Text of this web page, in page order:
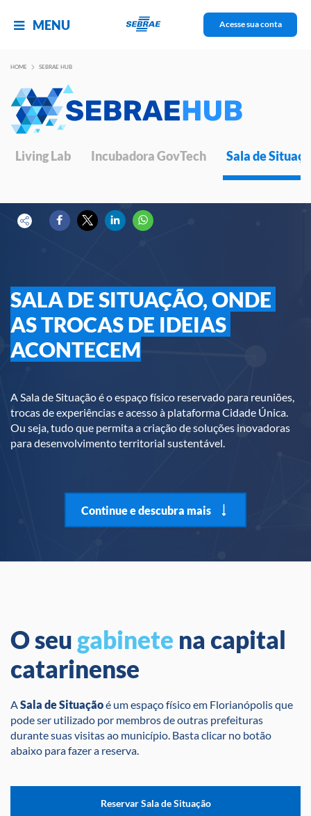
MENU Acesse sua conta
HOME SEBRAE HUB
Living Lab Incubadora GovTech Sala de
SALA DE SITUAÇÃO, ONDE
AS TROCAS DE IDEIAS
ACONTECEM
A Sala de Situação é o espaço físico reservado para reuniões,
trocas de experiências e acesso à plataforma Cidade Única.
Ou seja, tudo que permita a criação de soluções inovadoras
para desenvolvimento territorial sustentável.
Continue e descubra mais
O seu gabinete na capital
catarinense
ASala de Situaçãoé um espaço físico em Florianópolis que
pode ser utilizado por membros de outras prefeituras
durante suas visitas ao município. Basta clicar no botão
abaixo para fazer a reserva.
Reservar Sala de Situação